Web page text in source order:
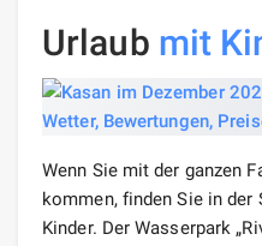
Urlaub mit
Wenn Sie mit der ganzen
kommen, finden Sie in
Kinder. Der Wasserpark